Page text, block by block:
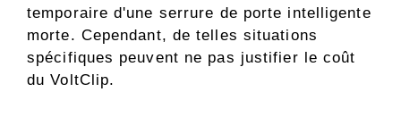
temporaire d'une serrure de porte intelligente
morte. Cependant, de telles situations
spécifiques peuvent ne pas justifier le coût
du VoltClip.